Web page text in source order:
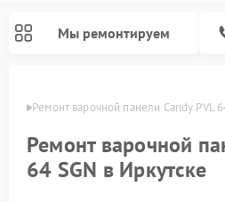
Мы ремонтируем
Ремонт варочной панели Candy PVL
Ремонт варочной
64 SGN в Иркутске